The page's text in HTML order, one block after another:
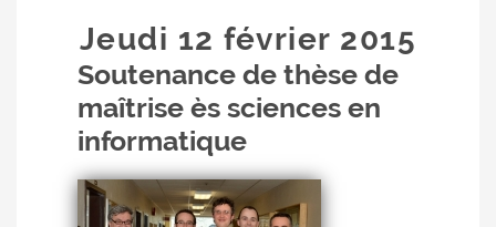
Jeudi 12février 2015
Soutenance de thèse de
maîtrise ès sciences en
informatique